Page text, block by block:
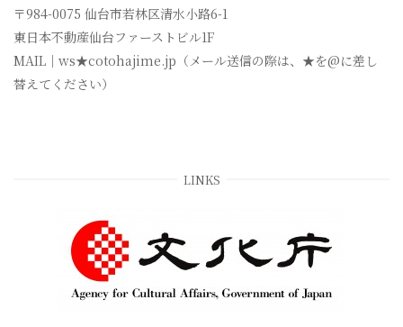
〒984-0075 仙台市若林区清水小路6-1
東日本不動産仙台ファーストビル1F
MAIL｜ws★cotohajime.jp（メール送信の際は、★を@に差し
替えてください）
LINKS